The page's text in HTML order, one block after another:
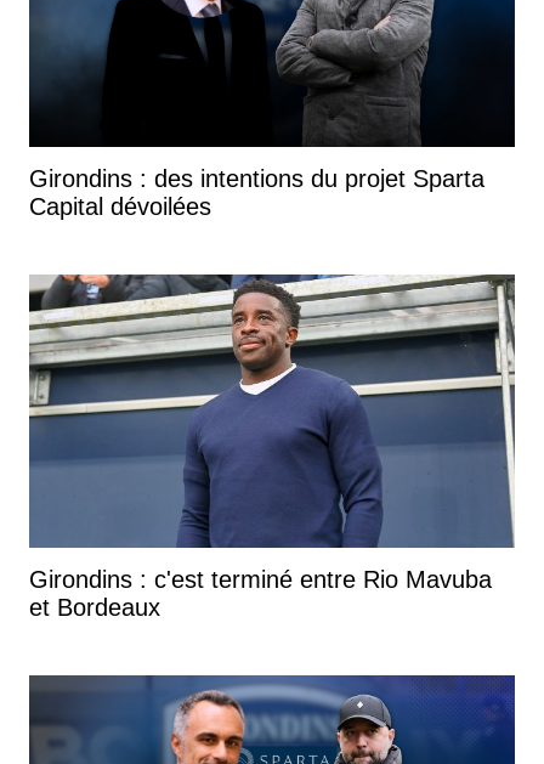
Girondins : des intentions du projet Sparta
Capital dévoilées
Girondins : c'est terminé entre Rio Mavuba
et Bordeaux